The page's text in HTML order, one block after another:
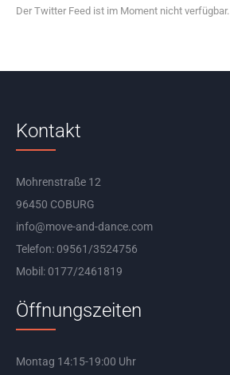
Der Twitter Feed ist im Moment nicht verfügbar.
Kontakt
Mohrenstraße 12
96450 COBURG
info@move-and-dance.com
Telefon: 09561/3524756
Mobil: 0177/2461819
Öffnungszeiten
Montag 14:15-19:00 Uhr